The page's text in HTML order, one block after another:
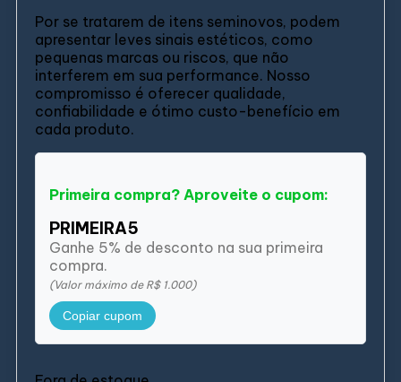
Por se tratarem de itens seminovos, podem
apresentar leves sinais estéticos, como
pequenas marcas ou riscos, que não
interferem em sua performance. Nosso
compromisso é oferecer qualidade,
confiabilidade e ótimo custo-benefício em
cada produto.
Primeira compra? Aproveite o cupom:
PRIMEIRA5
Ganhe 5% de desconto na sua primeira
compra.
(Valor máximo de R$ 1.000)
Copiar cupom